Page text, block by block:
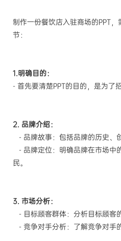
制作一份餐饮店入驻商场的PPT
节：
1.明确目的：
- 首先要清楚PPT的目的，是为了
2. 品牌介绍：
- 品牌故事：包括品牌的历史、
- 品牌定位：明确品牌在市场中
民。
3. 市场分析：
- 目标顾客群体：分析目标顾客
- 竞争对手分析：了解竞争对手